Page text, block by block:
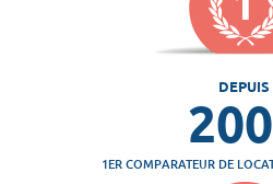
DEPUIS
1ER COMPARATEUR DE